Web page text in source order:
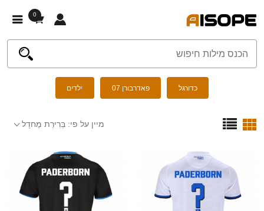
0
כדורגל פאדרבורן 07 ילדים
מיין על פי: בְּרִירַת מֶחדָל